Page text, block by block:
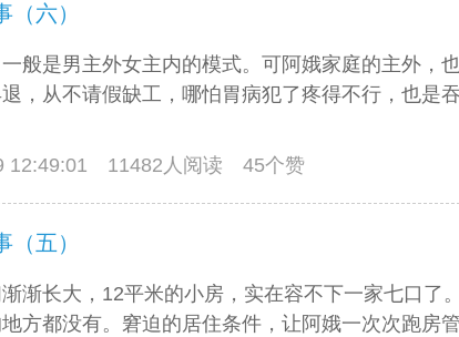
（六）
一般是男主外女主内的模式。可阿娥家庭的主外，
，从不请假缺工，哪怕胃病犯了疼得不行，也是
12:49:01
11482人阅读 45个赞
（五）
渐长大，12平米的小房，实在容不下一家七口了
方都没有。窘迫的居住条件，让阿娥一次次跑房